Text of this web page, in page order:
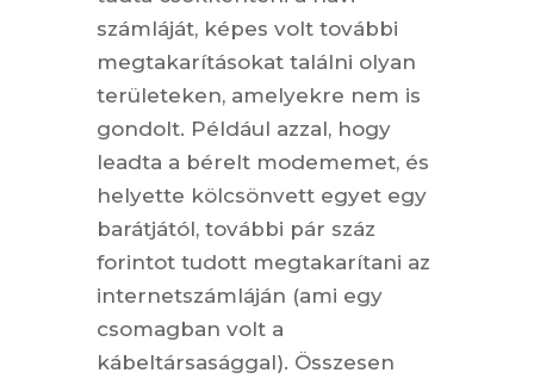
számláját, képes volt további
megtakarításokat találni olyan
területeken, amelyekre nem is
gondolt. Például azzal, hogy
leadta a bérelt modememet, és
helyette kölcsönvett egyet egy
barátjától, további pár száz
forintot tudott megtakarítani az
internetszámláján (ami egy
csomagban volt a
kábeltársasággal). Összesen